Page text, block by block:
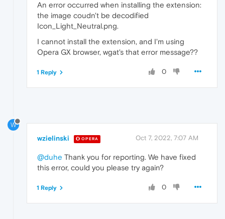
An error occurred when installing the extension:
the image coudn't be decodified
Icon_Light_Neutral.png.
I cannot install the extension, and I'm using
Opera GX browser, wgat's that error message??
0
1 Reply
W
wzielinski OPERA Oct 7, 2022, 7:07 AM
@duhe Thank you for reporting. We have fixed
this error, could you please try again?
0
1 Reply